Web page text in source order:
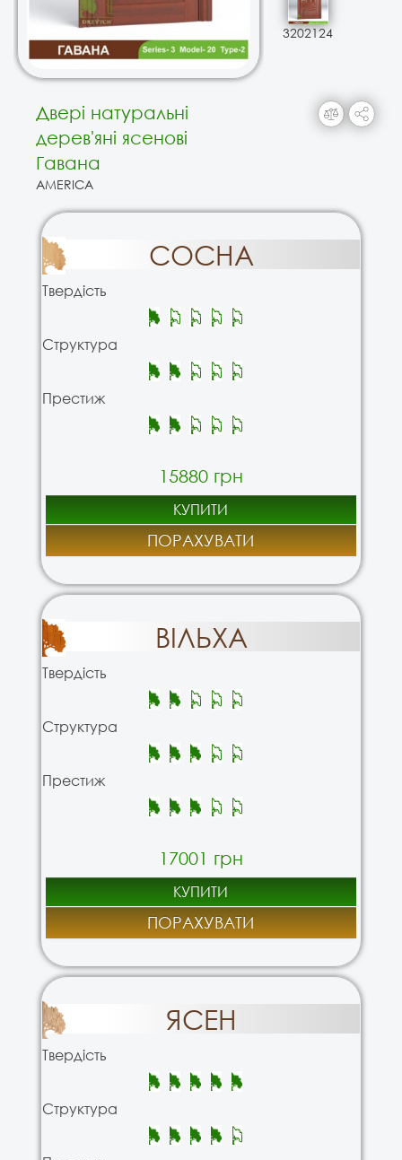
3202124
Двері натуральні
дерев'яні ясенові
Гавана
AMERICA
СОСНА
Твердість
Структура
Престиж
15880 грн
КУПИТИ
ПОРАХУВАТИ
ВІЛЬХА
Твердість
Структура
Престиж
17001 грн
КУПИТИ
ПОРАХУВАТИ
ЯСЕН
Твердість
Структура